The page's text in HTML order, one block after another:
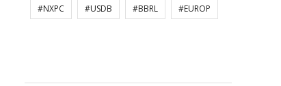
#NXPC #USDB #BBRL #EUROP